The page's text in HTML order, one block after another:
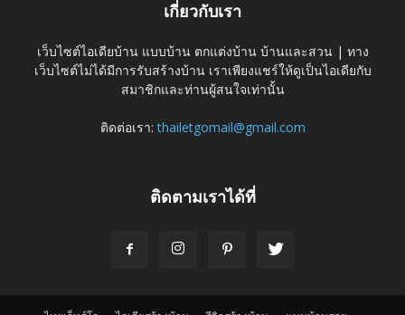
เกี่ยวกับเรา
เว็บไซต์ไอเดียบ้าน แบบบ้าน ตกแต่งบ้าน บ้านและสวน | ทาง
เว็บไซต์ไม่ได้มีการรับสร้างบ้าน เราเพียงแชร์ให้ดูเป็นไอเดียกับ
สมาชิกและท่านผู้สนใจเท่านั้น
ติดต่อเรา:thailetgomail@gmail.com
ติดตามเราได้ที่